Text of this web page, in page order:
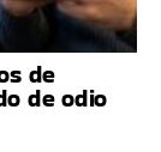
de
de odio